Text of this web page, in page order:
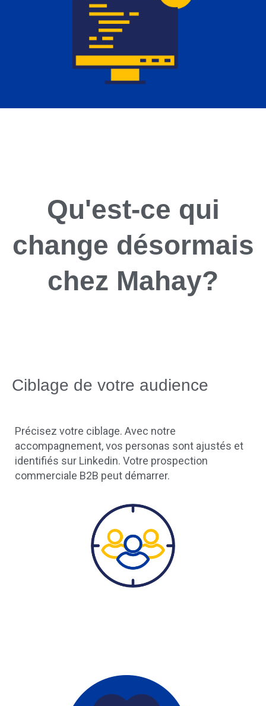
Qu'est-ce qui
change désormais
chez Mahay?
Ciblage de votre audience
Précisez votre ciblage. Avec notre
accompagnement, vos personas sont ajustés et
identifiés sur Linkedin. Votre prospection
commerciale B2B peut démarrer.